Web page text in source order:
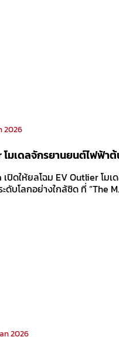
2026
โมเดลจักรยานยนต์ไฟฟ้า
ปิดให้ยลโฉม EV Outlier โมเ
บโลกอย่างใกล้ชิด ที่ “The
2026